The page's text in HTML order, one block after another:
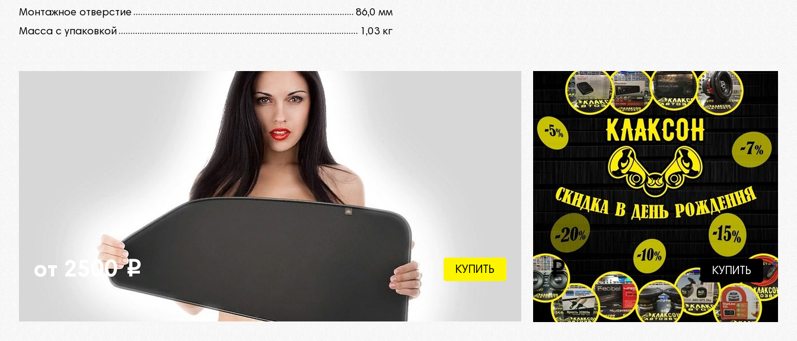
Монтажное отверстие
86,0 мм
Масса с упаковкой
1,03 кг
от 2500i КУПИТЬ i КУПИТЬ